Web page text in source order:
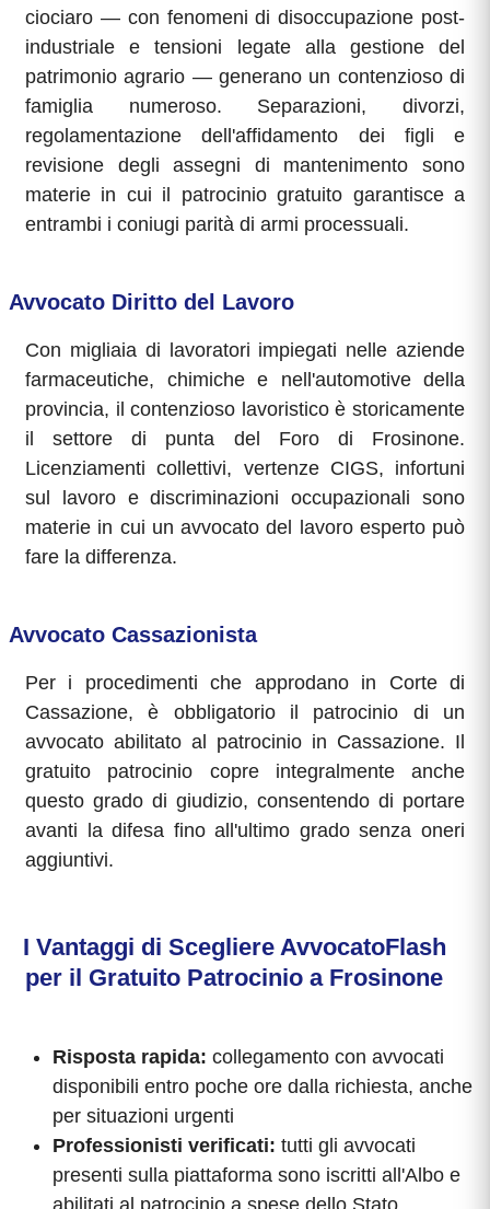
ciociaro — con fenomeni di disoccupazione post-
industriale e tensioni legate alla gestione del
patrimonio agrario — generano un contenzioso di
famiglia numeroso. Separazioni, divorzi,
regolamentazione dell'affidamento dei figli e
revisione degli assegni di mantenimento sono
materie in cui il patrocinio gratuito garantisce a
entrambi i coniugi parità di armi processuali.
Avvocato Diritto del Lavoro
Con migliaia di lavoratori impiegati nelle aziende
farmaceutiche, chimiche e nell'automotive della
provincia, il contenzioso lavoristico è storicamente
il settore di punta del Foro di Frosinone.
Licenziamenti collettivi, vertenze CIGS, infortuni
sul lavoro e discriminazioni occupazionali sono
materie in cui un avvocato del lavoro esperto può
fare la differenza.
Avvocato Cassazionista
Per i procedimenti che approdano in Corte di
Cassazione, è obbligatorio il patrocinio di un
avvocato abilitato al patrocinio in Cassazione. Il
gratuito patrocinio copre integralmente anche
questo grado di giudizio, consentendo di portare
avanti la difesa fino all'ultimo grado senza oneri
aggiuntivi.
I Vantaggi di Scegliere AvvocatoFlash
per il Gratuito Patrocinio a Frosinone
Risposta rapida: collegamento con avvocati
disponibili entro poche ore dalla richiesta, anche
per situazioni urgenti
Professionisti verificati: tutti gli avvocati
presenti sulla piattaforma sono iscritti all'Albo e
abilitati al patrocinio a spese dello Stato